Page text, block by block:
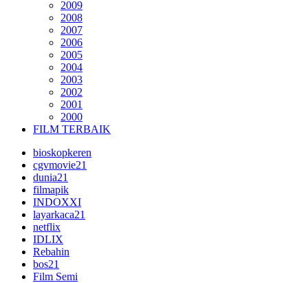
2009
2008
2007
2006
2005
2004
2003
2002
2001
2000
FILM TERBAIK
bioskopkeren
cgvmovie21
dunia21
filmapik
INDOXXI
layarkaca21
netflix
IDLIX
Rebahin
bos21
Film Semi